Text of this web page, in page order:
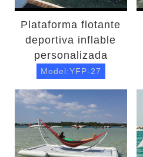
Plataforma flotante
deportiva inflable
personalizada
Model:YFP-27